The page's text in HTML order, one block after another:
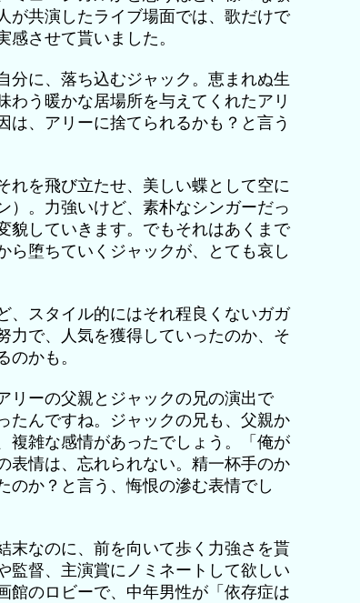
が共演したライブ場面では、歌だけで
させて貰いました。
分に、落ち込むジャック。恵まれぬ生
わう暖かな居場所を与えてくれたアリ
は、アリーに捨てられるかも？と言う
れを飛び立たせ、美しい蝶として空に
）。力強いけど、素朴なシンガーだっ
貌していきます。でもそれはあくまで
ら堕ちていくジャックが、とても哀し
、スタイル的にはそれ程良くないガガ
力で、人気を獲得していったのか、そ
かも。
リーの父親とジャックの兄の演出で
たんですね。ジャックの兄も、父親か
複雑な感情があったでしょう。「俺が
表情は、忘れられない。精一杯手のか
のか？と言う、悔恨の滲む表情でし
末なのに、前を向いて歩く力強さを貰
監督、主演賞にノミネートして欲しい
館のロビーで、中年男性が「依存症は